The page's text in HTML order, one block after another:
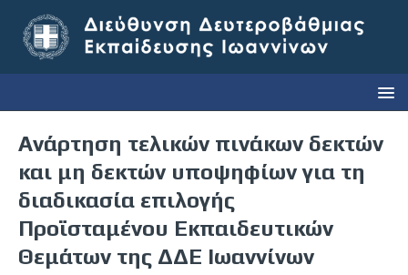
Ανάρτηση τελικών πινάκων δεκτών
και μη δεκτών υποψηφίων για τη
διαδικασία επιλογής
Προϊσταμένου Εκπαιδευτικών
Θεμάτων της ΔΔΕ Ιωαννίνων